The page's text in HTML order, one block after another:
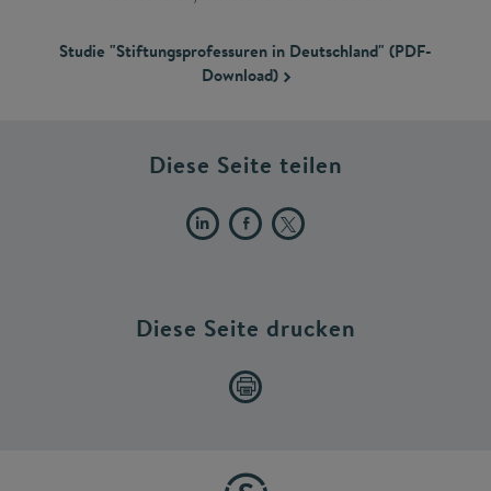
Studie "Stiftungsprofessuren in Deutschland" (PDF-
Download)
Diese Seite teilen
Diese Seite drucken